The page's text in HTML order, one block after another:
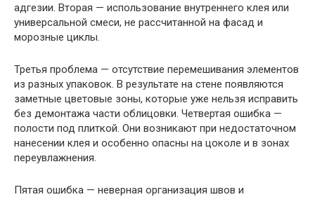
адгезии. Вторая — использование внутреннего клея или
универсальной смеси, не рассчитанной на фасад и
морозные циклы.
Третья проблема — отсутствие перемешивания элементов
из разных упаковок. В результате на стене появляются
заметные цветовые зоны, которые уже нельзя исправить
без демонтажа части облицовки. Четвертая ошибка —
полости под плиткой. Они возникают при недостаточном
нанесении клея и особенно опасны на цоколе и в зонах
переувлажнения.
Пятая ошибка — неверная организация швов и